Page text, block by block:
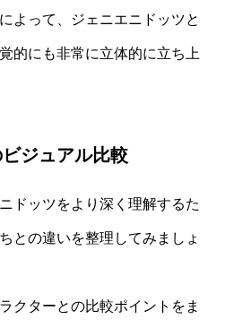
よって、ジェニエニドッツと
的にも非常に立体的に立ち上
ジュアル比較
ドッツをより深く理解するた
との違いを整理してみましょ
クターとの比較ポイントをま